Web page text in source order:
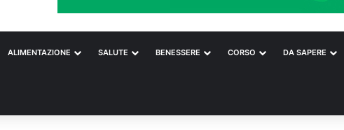
ALIMENTAZIONE SALUTE BENESSERE CORSO DA SAPERE